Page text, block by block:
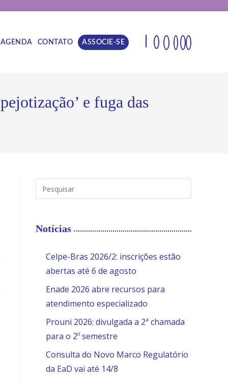
|
AGENDA CONTATO ASSOCIE-SE
e fuga das
Notícias
Celpe-Bras 2026/2: inscrições estão
abertas até 6 de agosto
Enade 2026 abre recursos para
atendimento especializado
Prouni 2026: divulgada a 2ª chamada
para o 2º semestre
Consulta do Novo Marco Regulatório
da EaD vai até 14/8